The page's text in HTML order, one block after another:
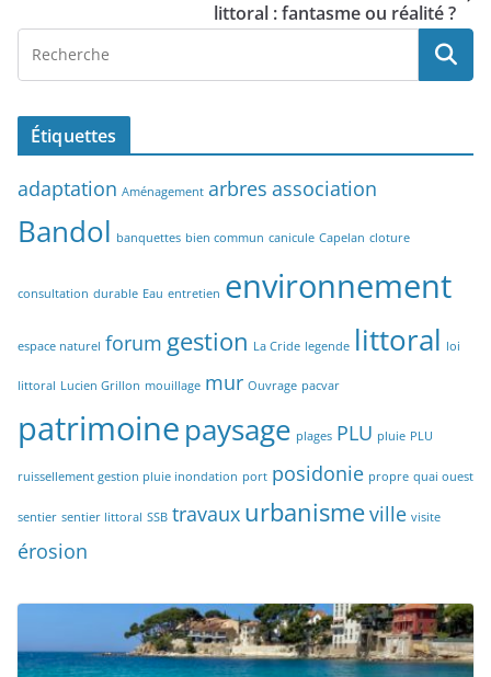
littoral : fantasme ou réalité ?
Étiquettes
adaptation Aménagement arbres association
Bandol banquettes bien commun canicule Capelan cloture
consultation durable Eau entretien environnement
espace naturel forum gestion La Cride legende littoral loi
littoral Lucien Grillon mouillage mur Ouvrage pacvar
patrimoinepaysage plages PLU pluie PLU
ruissellement gestion pluie inondation port posidonie propre quai ouest
sentier sentier littoral SSB travaux urbanismeville visite
érosion